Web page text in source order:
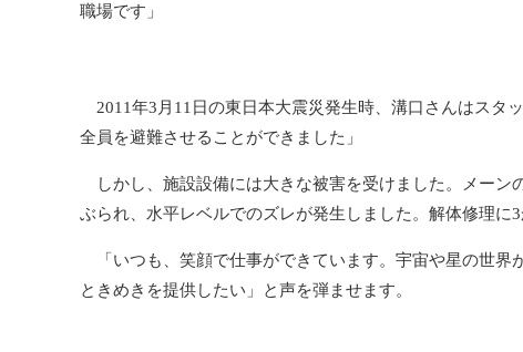
職場です」
2011年3月11日の東日本大震災発生時、溝口さんはスタ
全員を避難させることができました」
しかし、施設設備には大きな被害を受けました。メーン
ぶられ、水平レベルでのズレが発生しました。解体修理に
「いつも、笑顔で仕事ができています。宇宙や星の世界
ときめきを提供したい」と声を弾ませます。